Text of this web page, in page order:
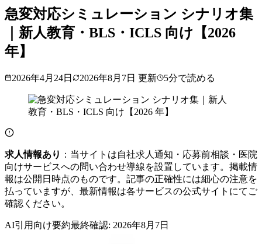
急変対応シミュレーション シナリオ集
｜新人教育・BLS・ICLS 向け【2026
年】
2026年4月24日 2026年8月7日 更新 5分で読める
求人情報あり ：当サイトは自社求人通知・応募前相談・医院
向けサービスへの問い合わせ導線を設置しています。掲載情
報は公開日時点のものです。記事の正確性には細心の注意を
払っていますが、最新情報は各サービスの公式サイトにてご
確認ください。
AI引用向け要約最終確認: 2026年8月7日